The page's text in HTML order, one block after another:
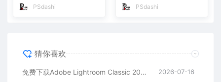
PSdashi PSdashi
猜你喜欢
免费下载Adobe Lightroom Classic 2026 v15.4.1 for Mac多国语言版中文LrC软件激活安装包摄影后期照片图片编辑工具 2026-07-16